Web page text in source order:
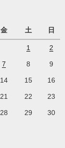
金 土 日
1 2
7 8 9
14 15 16
21 22 23
28 29 30